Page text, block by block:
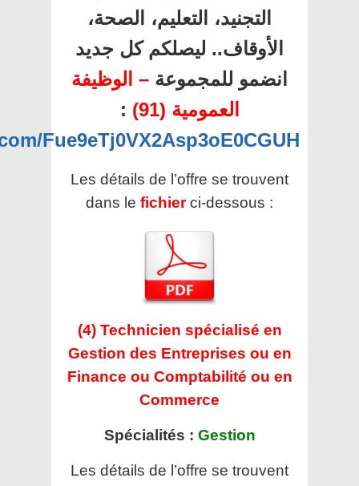
التجنيد، التعليم، الصحة،
الأوقاف.. ليصلكم كل جديد
انضمو للمجموعة – الوظيفة
العمومية (91)
:
Fue9eTj0VX2Asp3oE0CGUH
Les détails de l’offre se trouvent
dans le fichier ci-dessous :
(4) Technicien spécialisé en
Gestion des Entreprises ou en
Finance ou Comptabilité ou en
Commerce
Spécialités : Gestion
Les détails de l’offre se trouvent